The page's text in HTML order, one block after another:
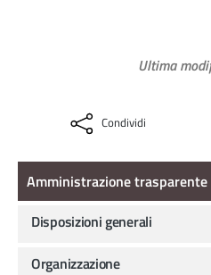
Ultima
Condividi
Amministrazione
Amministrazione trasparente
Disposizioni generali
Organizzazione